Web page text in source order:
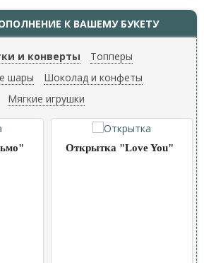
К ВАШЕМУ БУКЕТУ
и конверты
Топперы
шары
Шоколад и конфеты
Мягкие игрушки
Открытка "Love You"